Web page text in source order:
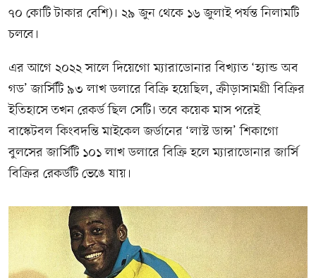
৭০ কোটি টাকার বেশি)। ২৯ জুন থেকে ১৬ জুলাই পর্যন্ত নিলামটি
চলবে।
এর আগে ২০২২ সালে দিয়েগো ম্যারাডোনার বিখ্যাত ‘হ্যান্ড অব
গড’ জার্সিটি ৯৩ লাখ ডলারে বিক্রি হয়েছিল, ক্রীড়াসামগ্রী বিক্রির
ইতিহাসে তখন রেকর্ড ছিল সেটি। তবে কয়েক মাস পরেই
বাস্কেটবল কিংবদন্তি মাইকেল জর্ডানের ‘লাস্ট ডান্স’ শিকাগো
বুলসের জার্সিটি ১০১ লাখ ডলারে বিক্রি হলে ম্যারাডোনার জার্সি
বিক্রির রেকর্ডটি ভেঙে যায়।